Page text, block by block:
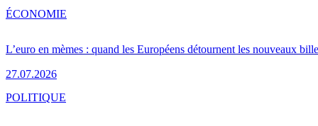
L’euro en mèmes : quand les Européens détournent les nouveaux
27.07.2026
ÉCONOMIE
POLITIQUE